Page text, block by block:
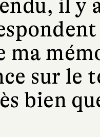
il y
ma
sur le
bien